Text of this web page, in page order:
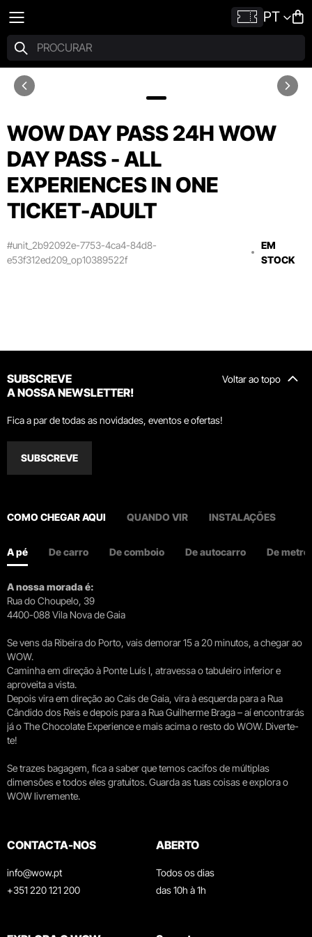
PT
WOW DAY PASS 24H WOW
DAY PASS - ALL
EXPERIENCES IN ONE
TICKET-ADULT
#unit_2b92092e-7753-4ca4-84d8-
e53f312ed209_op10389522f
EM
STOCK
Voltar ao topo
SUBSCREVE
A NOSSA NEWSLETTER!
Fica a par de todas as novidades, eventos e ofertas!
SUBSCREVE
COMO CHEGAR AQUI QUANDO VIR INSTALAÇÕES
A pé De carro De comboio De autocarro De metro
A nossa morada é:
Rua do Choupelo, 39
4400-088 Vila Nova de Gaia
Se vens da Ribeira do Porto, vais demorar 15 a 20 minutos, a chegar ao
WOW.
Caminha em direção à Ponte Luís I, atravessa o tabuleiro inferior e
aproveita a vista.
Depois vira em direção ao Cais de Gaia, vira à esquerda para a Rua
Cândido dos Reis e depois para a Rua Guilherme Braga – aí encontrarás
já o The Chocolate Experience e mais acima o resto do WOW. Diverte-
te!
Se trazes bagagem, fica a saber que temos cacifos de múltiplas
dimensões e todos eles gratuitos. Guarda as tuas coisas e explora o
WOW livremente.
CONTACTA-NOS
info@wow.pt
+351 220 121 200
ABERTO
Todos os dias
das 10h à 1h